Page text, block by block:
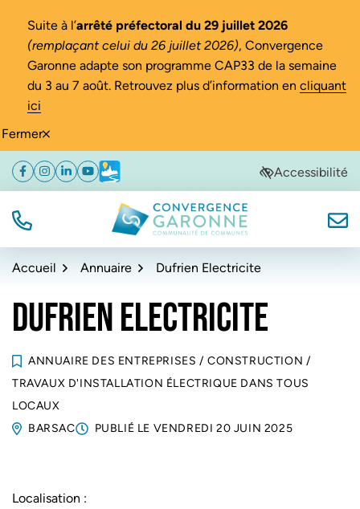
Fermer
Suite à l’arrêté préfectoral du 29 juillet 2026
(remplaçant celui du 26 juillet 2026), Convergence
Garonne adapte son programme CAP33 de la semaine
du 3 au 7 août. Retrouvez plus d’information en cliquant
ici
Aller
navigation
Aller
au
Aller
au
de
Facebook
(ouverture dans un nouvel onglet)
Instagram
(ouverture dans un nouvel onglet)
Linkedin
(ouverture dans un nouvel onglet)
YouTube
(ouverture dans un nouvel onglet)
Météo
(ouverture dans un nouvel onglet)Accessibilité
TÉL. Convergence Garonne
Accueil Annuaire Dufrien Electricite
DUFRIEN ELECTRICITE
ANNUAIRE DES ENTREPRISES / CONSTRUCTION /
TRAVAUX D'INSTALLATION ÉLECTRIQUE DANS TOUS
LOCAUX
BARSAC
PUBLIÉ LE VENDREDI 20 JUIN 2025
Localisation :